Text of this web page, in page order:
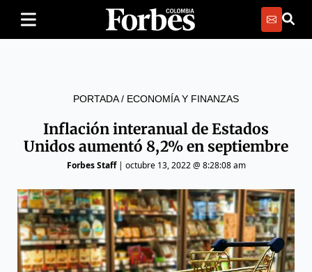
PORTADA/ ECONOMÍA Y FINANZAS
Inflación interanual de Estados
Unidos aumentó 8,2% en septiembre
Forbes Staff| octubre 13, 2022 @ 8:28:08 am